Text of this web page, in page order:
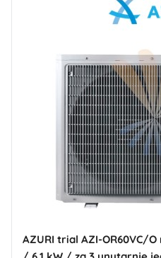
AZURI trial AZI-OR60VC/